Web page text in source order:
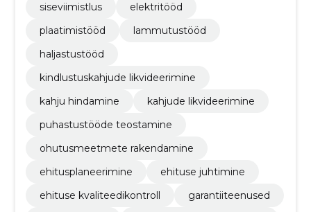
siseviimistlus
elektritööd
plaatimistööd
lammutustööd
haljastustööd
kindlustuskahjude likvideerimine
kahju hindamine
kahjude likvideerimine
puhastustööde teostamine
ohutusmeetmete rakendamine
ehitusplaneerimine
ehituse juhtimine
ehituse kvaliteedikontroll
garantiiteenused